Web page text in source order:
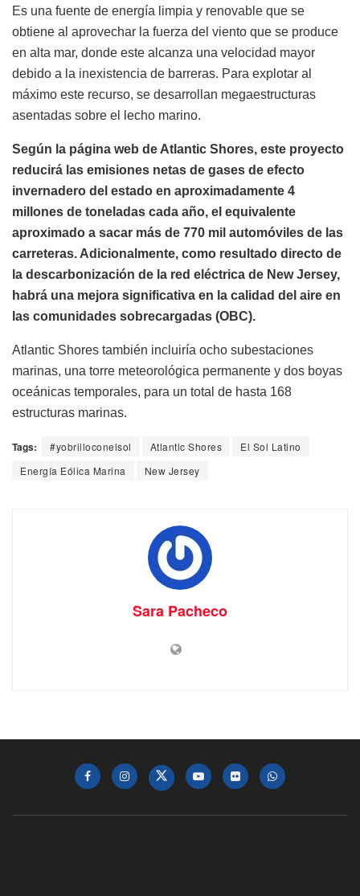
Es una fuente de energía limpia y renovable que se
obtiene al aprovechar la fuerza del viento que se produce
en alta mar, donde este alcanza una velocidad mayor
debido a la inexistencia de barreras. Para explotar al
máximo este recurso, se desarrollan megaestructuras
asentadas sobre el lecho marino.
Según la página web de Atlantic Shores, este proyecto
reducirá las emisiones netas de gases de efecto
invernadero del estado en aproximadamente 4
millones de toneladas cada año, el equivalente
aproximado a sacar más de 770 mil automóviles de las
carreteras. Adicionalmente, como resultado directo de
la descarbonización de la red eléctrica de New Jersey,
habrá una mejora significativa en la calidad del aire en
las comunidades sobrecargadas (OBC).
Atlantic Shores también incluiría ocho subestaciones
marinas, una torre meteorológica permanente y dos boyas
oceánicas temporales, para un total de hasta 168
estructuras marinas.
Tags: #yobrilloconelsol Atlantic Shores
El Sol Latino
Energía Eólica Marina
New Jersey
Sara Pacheco